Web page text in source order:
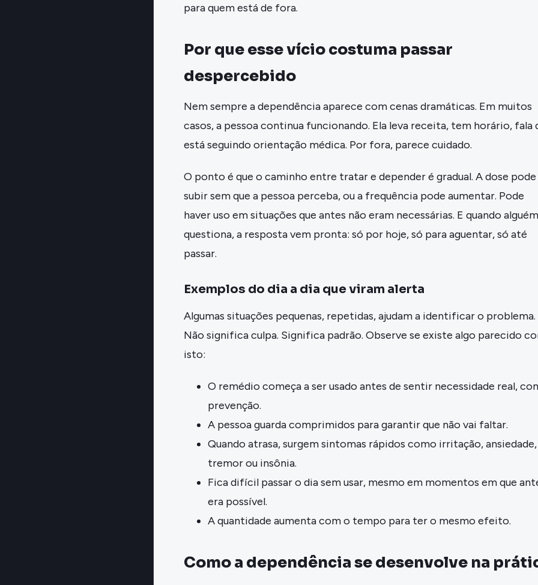
para quem está de fora.
Por que esse vício costuma passar
despercebido
Nem sempre a dependência aparece com cenas dramáticas. Em muitos
casos, a pessoa continua funcionando. Ela leva receita, tem horário, fala
está seguindo orientação médica. Por fora, parece cuidado.
O ponto é que o caminho entre tratar e depender é gradual. A dose pode
subir sem que a pessoa perceba, ou a frequência pode aumentar. Pode
haver uso em situações que antes não eram necessárias. E quando alguém
questiona, a resposta vem pronta: só por hoje, só para aguentar, só até
passar.
Exemplos do dia a dia que viram alerta
Algumas situações pequenas, repetidas, ajudam a identificar o problema.
Não significa culpa. Significa padrão. Observe se existe algo parecido
isto:
O remédio começa a ser usado antes de sentir necessidade real,
prevenção.
A pessoa guarda comprimidos para garantir que não vai faltar.
Quando atrasa, surgem sintomas rápidos como irritação, ansiedade,
tremor ou insônia.
Fica difícil passar o dia sem usar, mesmo em momentos em que
era possível.
A quantidade aumenta com o tempo para ter o mesmo efeito.
Como a dependência se desenvolve na